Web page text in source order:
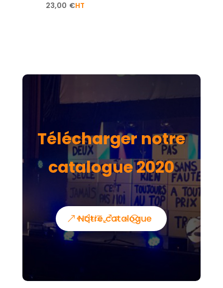
23,00 €
Télécharger notre
catalogue 2020
Notre catalogue